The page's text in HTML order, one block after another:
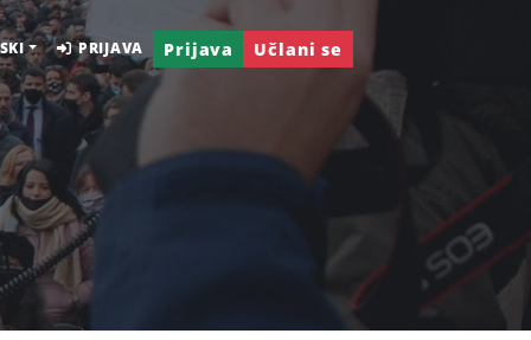
PRIJAVA Prijava Učlani se